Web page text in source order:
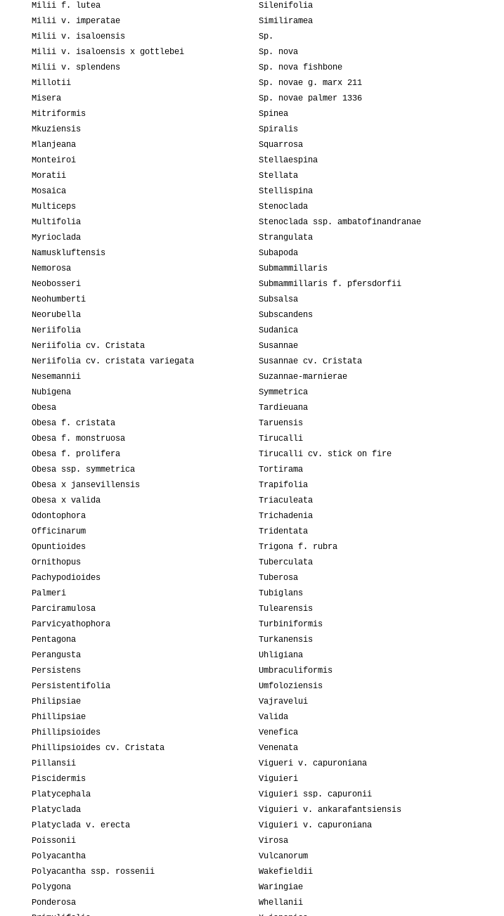
Milii f. lutea
Milii v. imperatae
Milii v. isaloensis
Milii v. isaloensis x gottlebei
Milii v. splendens
Millotii
Misera
Mitriformis
Mkuziensis
Mlanjeana
Monteiroi
Moratii
Mosaica
Multiceps
Multifolia
Myrioclada
Namuskluftensis
Nemorosa
Neobosseri
Neohumberti
Neorubella
Neriifolia
Neriifolia cv. Cristata
Neriifolia cv. cristata variegata
Nesemannii
Nubigena
Obesa
Obesa f. cristata
Obesa f. monstruosa
Obesa f. prolifera
Obesa ssp. symmetrica
Obesa x jansevillensis
Obesa x valida
Odontophora
Officinarum
Opuntioides
Ornithopus
Pachypodioides
Palmeri
Parciramulosa
Parvicyathophora
Pentagona
Perangusta
Persistens
Persistentifolia
Philipsiae
Phillipsiae
Phillipsioides
Phillipsioides cv. Cristata
Pillansii
Piscidermis
Platycephala
Platyclada
Platyclada v. erecta
Poissonii
Polyacantha
Polyacantha ssp. rossenii
Polygona
Ponderosa
Silenifolia
Similiramea
Sp.
Sp. nova
Sp. nova fishbone
Sp. novae g. marx 211
Sp. novae palmer 1336
Spinea
Spiralis
Squarrosa
Stellaespina
Stellata
Stellispina
Stenoclada
Stenoclada ssp. ambatofinandranae
Strangulata
Subapoda
Submammillaris
Submammillaris f. pfersdorfii
Subsalsa
Subscandens
Sudanica
Susannae
Susannae cv. Cristata
Suzannae-marnierae
Symmetrica
Tardieuana
Taruensis
Tirucalli
Tirucalli cv. stick on fire
Tortirama
Trapifolia
Triaculeata
Trichadenia
Tridentata
Trigona f. rubra
Tuberculata
Tuberosa
Tubiglans
Tulearensis
Turbiniformis
Turkanensis
Uhligiana
Umbraculiformis
Umfoloziensis
Vajravelui
Valida
Venefica
Venenata
Vigueri v. capuroniana
Viguieri
Viguieri ssp. capuronii
Viguieri v. ankarafantsiensis
Viguieri v. capuroniana
Virosa
Vulcanorum
Wakefieldii
Waringiae
Whellanii